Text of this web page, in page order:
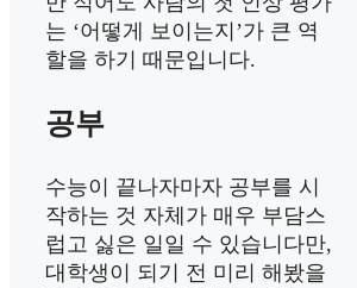
는 ‘어떻게 보이는지’가 큰 역
할을 하기 때문입니다.
공부
수능이 끝나자마자 공부를 시
작하는 것 자체가 매우 부담스
럽고 싫은 일일 수 있습니다만,
대학생이 되기 전 미리 해봤을